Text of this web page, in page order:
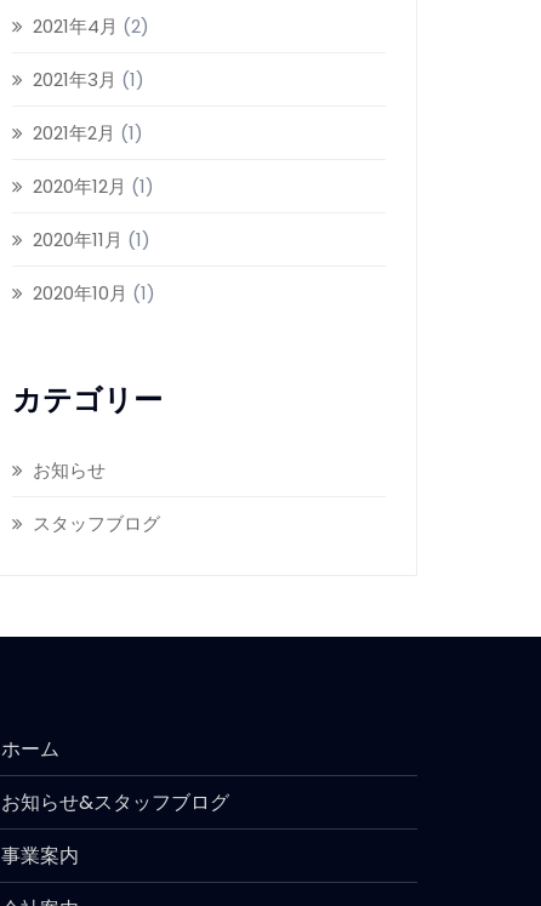
2021年4月 (2)
2021年3月 (1)
2021年2月 (1)
2020年12月 (1)
2020年11月 (1)
2020年10月 (1)
カテゴリー
お知らせ
スタッフブログ
ホーム
お知らせ&スタッフブログ
事業案内